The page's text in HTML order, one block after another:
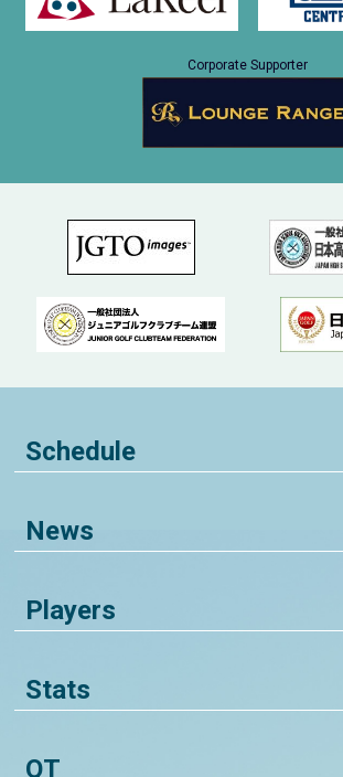
Corporate Supporter
Schedule
News
Players
Stats
QT